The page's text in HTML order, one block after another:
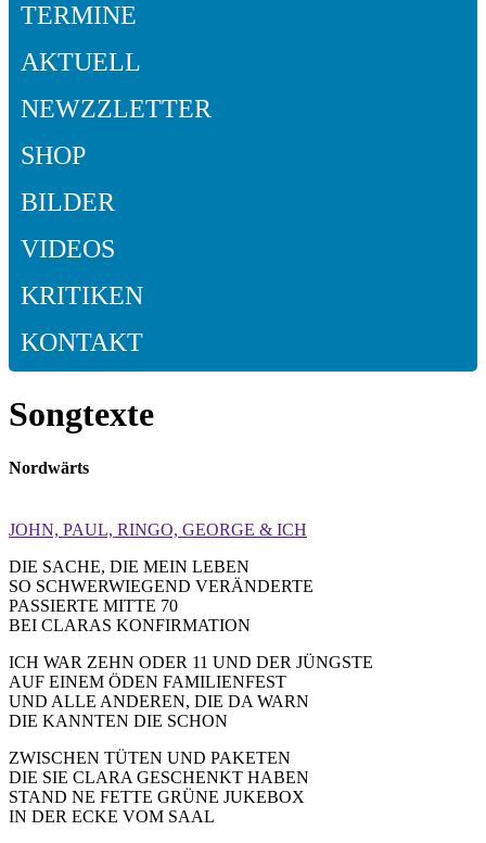
TERMINE
AKTUELL
NEWZZLETTER
SHOP
BILDER
VIDEOS
KRITIKEN
KONTAKT
Songtexte
Nordwärts
JOHN, PAUL, RINGO, GEORGE & ICH
DIE SACHE, DIE MEIN LEBEN
SO SCHWERWIEGEND VERÄNDERTE
PASSIERTE MITTE 70
BEI CLARAS KONFIRMATION
ICH WAR ZEHN ODER 11 UND DER JÜNGSTE
AUF EINEM ÖDEN FAMILIENFEST
UND ALLE ANDEREN, DIE DA WARN
DIE KANNTEN DIE SCHON
ZWISCHEN TÜTEN UND PAKETEN
DIE SIE CLARA GESCHENKT HABEN
STAND NE FETTE GRÜNE JUKEBOX
IN DER ECKE VOM SAAL